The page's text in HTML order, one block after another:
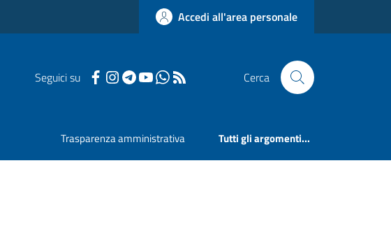
Accedi all'area personale
Seguici su Cerca
Trasparenza amministrativa Tutti gli argomenti...